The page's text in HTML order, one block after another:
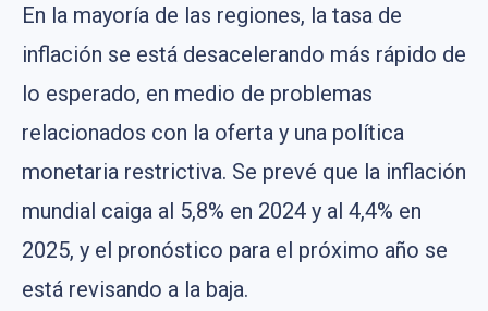
En la mayoría de las regiones, la tasa de
inflación se está desacelerando más rápido de
lo esperado, en medio de problemas
relacionados con la oferta y una política
monetaria restrictiva. Se prevé que la inflación
mundial caiga al 5,8% en 2024 y al 4,4% en
2025, y el pronóstico para el próximo año se
está revisando a la baja.